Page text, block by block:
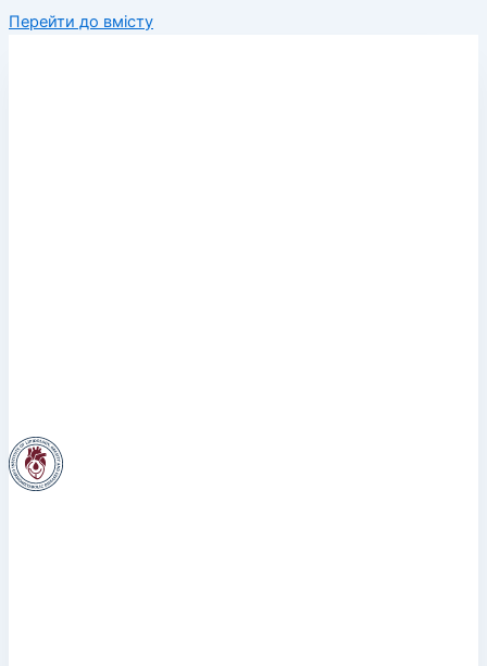
Перейти до вмісту